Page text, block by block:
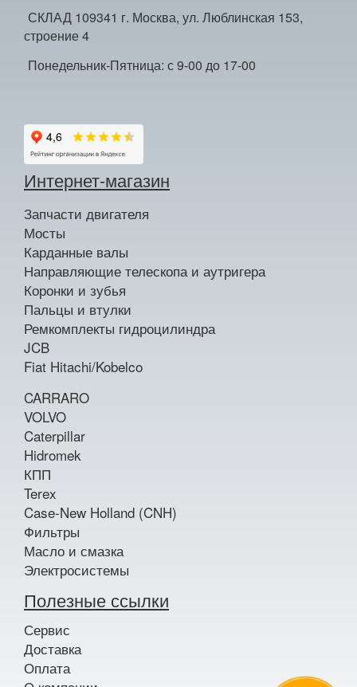
СКЛАД 109341 г. Москва, ул. Люблинская 153,
строение 4
Понедельник-Пятница: с 9-00 до 17-00
Интернет-магазин
Запчасти двигателя
Мосты
Карданные валы
Направляющие телескопа и аутригера
Коронки и зубья
Пальцы и втулки
Ремкомплекты гидроцилиндра
JCB
Fiat Hitachi/Kobelco
CARRARO
VOLVO
Caterpillar
Hidromek
КПП
Terex
Case-New Holland (CNH)
Фильтры
Масло и смазка
Электросистемы
Полезные ссылки
Сервис
Доставка
Оплата